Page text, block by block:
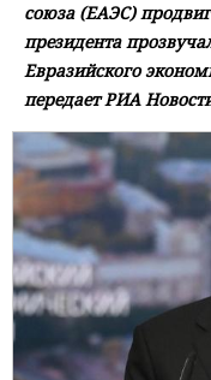
союза (ЕАЭС)
президента
Евразийского
передает РИА